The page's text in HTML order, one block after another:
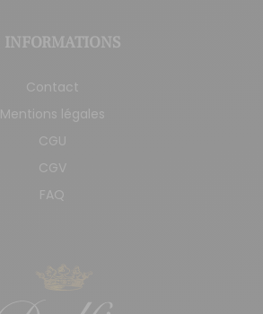
INFORMATIONS
Contact
Mentions légales
CGU
CGV
FAQ